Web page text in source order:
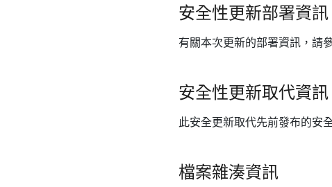
安全性更新部署資訊
有關本次更新的部署資訊，請
安全性更新取代資訊
此安全更新取代先前發布的安
檔案雜湊資訊